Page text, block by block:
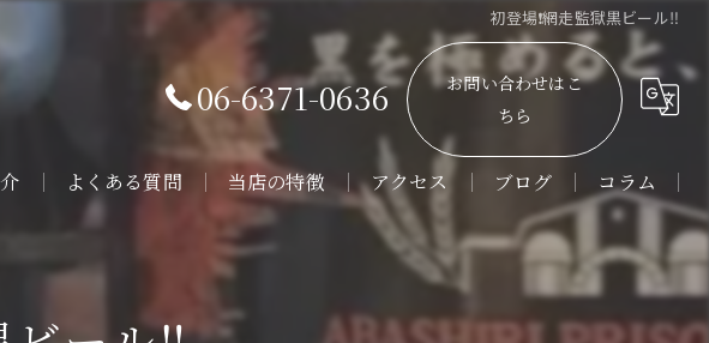
初登場❗️網走監獄黒ビール‼️
06-6371-0636
お問い合わせはこ
ちら
よくある質問 当店の特徴
販売
通販
アクセス ブログ コラム